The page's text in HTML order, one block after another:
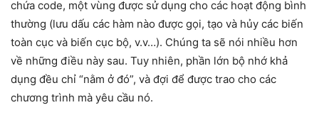
chứa code, một vùng được sử dụng cho các hoạt động bình
thường (lưu dấu các hàm nào được gọi, tạo và hủy các biến
toàn cục và biến cục bộ, v.v…). Chúng ta sẽ nói nhiều hơn
về những điều này sau. Tuy nhiên, phần lớn bộ nhớ khả
dụng đều chỉ “nằm ở đó”, và đợi để được trao cho các
chương trình mà yêu cầu nó.